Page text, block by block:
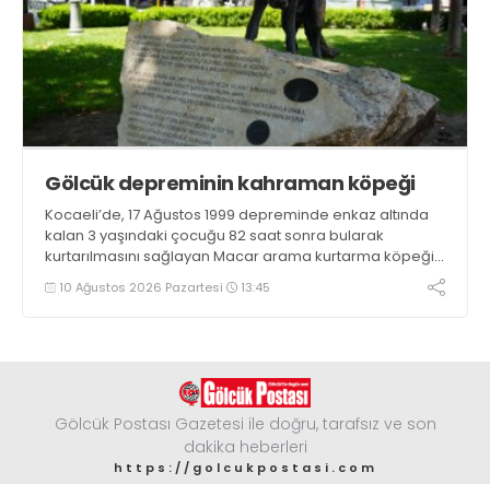
Gölcük depreminin kahraman köpeği
Kocaeli’de, 17 Ağustos 1999 depreminde enkaz altında
kalan 3 yaşındaki çocuğu 82 saat sonra bularak
kurtarılmasını sağlayan Macar arama kurtarma köpeği
Mancs’ın İzmit’teki anıtı, Türk-Macar dostluğunun
nişanesi olarak varlığını sürdürüyor
10 Ağustos 2026 Pazartesi 13:45
Gölcük Postası Gazetesi ile doğru, tarafsız ve son
dakika heberleri
https://golcukpostasi.com